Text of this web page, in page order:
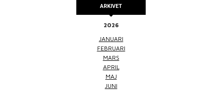
ARKIVET
2026
JANUARI
FEBRUARI
MARS
APRIL
MAJ
JUNI